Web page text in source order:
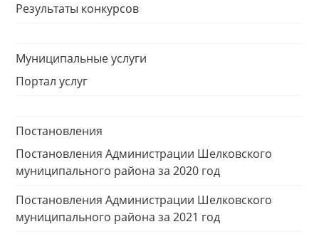
Результаты конкурсов
Муниципальные услуги
Портал услуг
Постановления
Постановления Администрации Шелковского
муниципального района за 2020 год
Постановления Администрации Шелковского
муниципального района за 2021 год